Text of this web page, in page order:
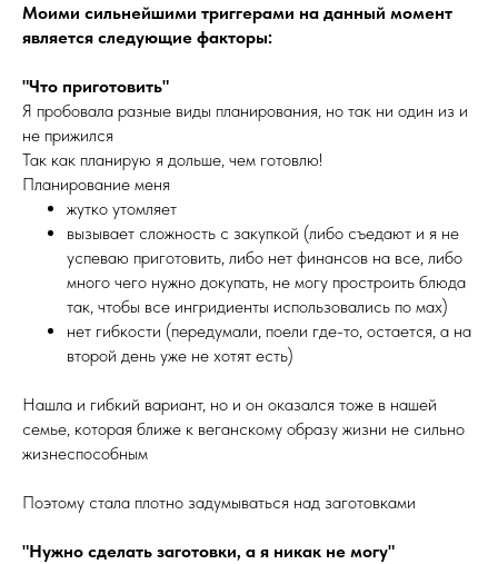
Моими сильнейшими триггерами на данный момент
является следующие факторы:
"Что приготовить"
Я пробовала разные виды планирования, но так ни один из и
не прижился
Так как планирую я дольше, чем готовлю!
Планирование меня
жутко утомляет
вызывает сложность с закупкой (либо съедают и я не
успеваю приготовить, либо нет финансов на все, либо
много чего нужно докупать, не могу простроить блюда
так, чтобы все ингридиенты использовались по мах)
нет гибкости (передумали, поели где-то, остается, а на
второй день уже не хотят есть)
Нашла и гибкий вариант, но и он оказался тоже в нашей
семье, которая ближе к веганскому образу жизни не сильно
жизнеспособным
Поэтому стала плотно задумываться над заготовками
"Нужно сделать заготовки, а я никак не могу"